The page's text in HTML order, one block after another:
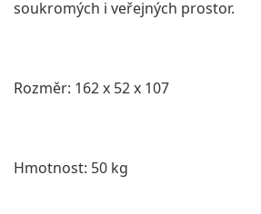
soukromých i veřejných prostor.
Rozměr: 162 x 52 x 107
Hmotnost: 50 kg